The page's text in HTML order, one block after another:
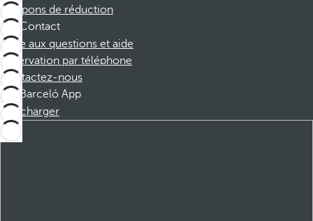
Coupons de réduction
Contact
Foire aux questions et aide
Réservation par téléphone
Contactez-nous
Barceló App
Télécharger